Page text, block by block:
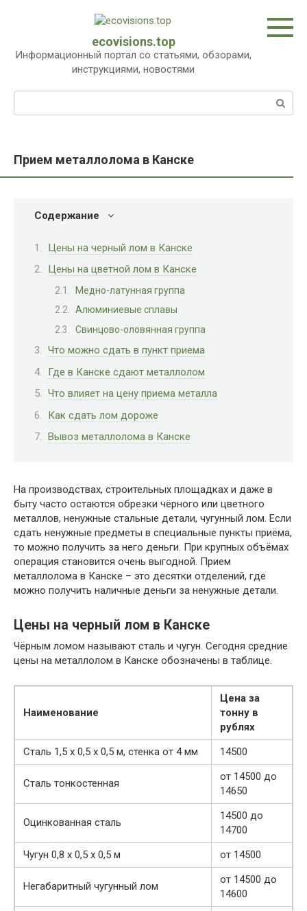
ecovisions.top
Информационный портал со статьями, обзорами,
инструкциями, новостями
Прием металлолома в Канске
Содержание
Цены на черный лом в Канске
Цены на цветной лом в Канске
Медно-латунная группа
Алюминиевые сплавы
Свинцово-оловянная группа
Что можно сдать в пункт приема
Где в Канске сдают металлолом
Что влияет на цену приема металла
Как сдать лом дороже
Вывоз металлолома в Канске
На производствах, строительных площадках и даже в
быту часто остаются обрезки чёрного или цветного
металлов, ненужные стальные детали, чугунный лом. Если
сдать ненужные предметы в специальные пункты приёма,
то можно получить за него деньги. При крупных объёмах
операция становится очень выгодной. Прием
металлолома в Канске – это десятки отделений, где
можно получить наличные деньги за ненужные детали.
Цены на черный лом в Канске
Чёрным ломом называют сталь и чугун. Сегодня средние
цены на металлолом в Канске обозначены в таблице.
Наименование
Цена за
тонну в
рублях
Сталь 1,5 х 0,5 х 0,5 м, стенка от 4 мм
14500
Сталь тонкостенная
от 14500 до
14650
Оцинкованная сталь
14500 до
14700
Чугун 0,8 х 0,5 х 0,5 м
от 14500
Негабаритный чугунный лом
от 14500 до
14600